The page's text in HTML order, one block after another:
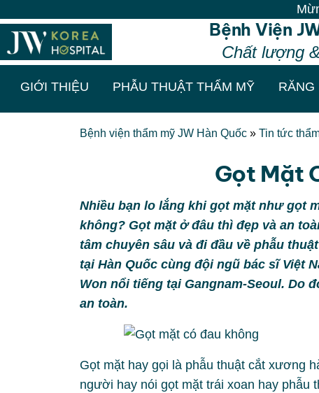
Mừng tuần
Bệnh Viện
Chất lượng
GIỚI THIỆU PHẪU THUẬT THẨM MỸ RĂNG
Bệnh viện thẩm mỹ JW Hàn Quốc » Tin tức
Gọt Mặt
Nhiều bạn lo lắng khi gọt mặt như gọt
không? Gọt mặt ở đâu thì đẹp và an
tâm chuyên sâu và đi đầu về phẫu
tại Hàn Quốc cùng đội ngũ bác sĩ Việt
Won nổi tiếng tại Gangnam-Seoul. Do
an toàn.
Gọt mặt hay gọi là phẫu thuật cắt xương
người hay nói gọt mặt trái xoan hay phẫu